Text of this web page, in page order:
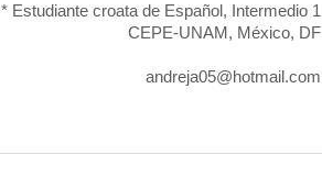
* Estudiante croata de Español, Intermedio 1
CEPE-UNAM, México, DF
andreja05@hotmail.com